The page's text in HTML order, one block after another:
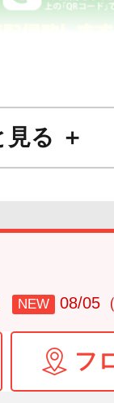
見る ＋
NEW 08/05
フ